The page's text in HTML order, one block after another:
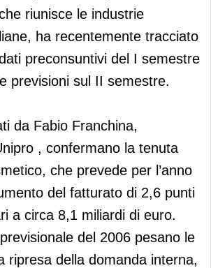
riunisce le industrie
ha recentemente tracciato
preconsuntivi del I semestre
previsioni sul II semestre.
da Fabio Franchina,
, confermano la tenuta
che prevede per l’anno
del fatturato di 2,6 punti
a circa 8,1 miliardi di euro.
del 2006 pesano le
ripresa della domanda interna,